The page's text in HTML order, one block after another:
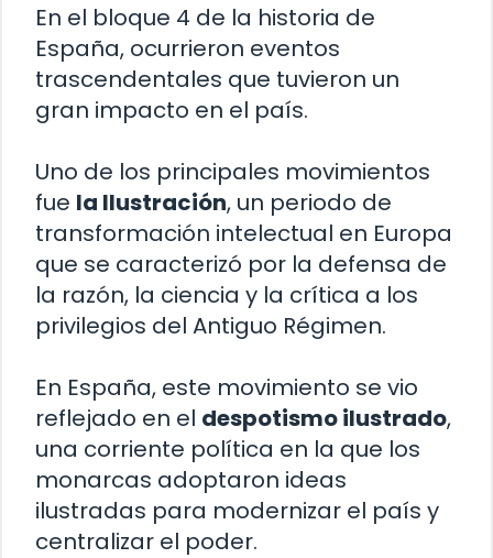
En el bloque 4 de la historia de
España, ocurrieron eventos
trascendentales que tuvieron un
gran impacto en el país.
Uno de los principales movimientos
fue la Ilustración, un periodo de
transformación intelectual en Europa
que se caracterizó por la defensa de
la razón, la ciencia y la crítica a los
privilegios del Antiguo Régimen.
En España, este movimiento se vio
reflejado en el despotismo ilustrado,
una corriente política en la que los
monarcas adoptaron ideas
ilustradas para modernizar el país y
centralizar el poder.